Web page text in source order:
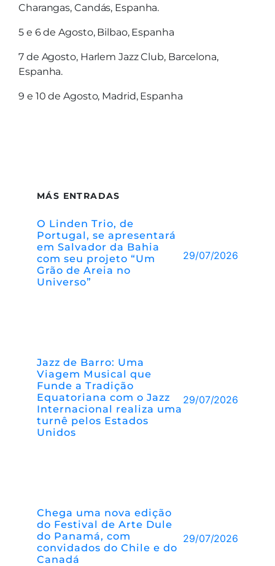
Charangas, Candás, Espanha.
5 e 6 de Agosto, Bilbao, Espanha
7 de Agosto, Harlem Jazz Club, Barcelona,
Espanha.
9 e 10 de Agosto, Madrid, Espanha
MÁS ENTRADAS
O Linden Trio, de
Portugal, se apresentará
em Salvador da Bahia
com seu projeto “Um
Grão de Areia no
Universo”
29/07/2026
Jazz de Barro: Uma
Viagem Musical que
Funde a Tradição
Equatoriana com o Jazz
Internacional realiza uma
turnê pelos Estados
Unidos
29/07/2026
Chega uma nova edição
do Festival de Arte Dule
do Panamá, com
convidados do Chile e do
Canadá
29/07/2026